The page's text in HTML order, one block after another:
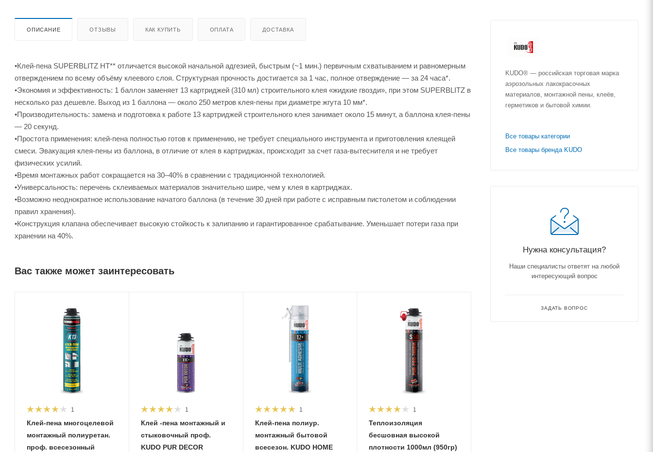
ОПИСАНИЕ ОТЗЫВЫ КАК КУПИТЬ ОПЛАТА ДОСТАВКА
•Клей-пена SUPERBLITZ HT** отличается высокой начальной адгезией, быстрым (~1 мин.) первичным схватыванием и равномерным
отверждением по всему объёму клеевого слоя. Структурная прочность достигается за 1 час, полное отверждение — за 24 часа*.
•Экономия и эффективность: 1 баллон заменяет 13 картриджей (310 мл) строительного клея «жидкие гвозди», при этом SUPERBLITZ в
несколько раз дешевле. Выход из 1 баллона — около 250 метров клея-пены при диаметре жгута 10 мм*.
•Производительность: замена и подготовка к работе 13 картриджей строительного клея занимает около 15 минут, а баллона клея-пены
— 20 секунд.
•Простота применения: клей-пена полностью готов к применению, не требует специального инструмента и приготовления клеящей
смеси. Эвакуация клея-пены из баллона, в отличие от клея в картриджах, происходит за счет газа-вытеснителя и не требует
физических усилий.
•Время монтажных работ сокращается на 30–40% в сравнении с традиционной технологией.
•Универсальность: перечень склеиваемых материалов значительно шире, чем у клея в картриджах.
•Возможно неоднократное использование начатого баллона (в течение 30 дней при работе с исправным пистолетом и соблюдении
правил хранения).
•Конструкция клапана обеспечивает высокую стойкость к залипанию и гарантированное срабатывание. Уменьшает потери газа при
хранении на 40%.
Вас также может заинтересовать
1
Клей-пена многоцелевой
монтажный полиуретан.
проф. всесезонный
1
Клей -пена монтажный и
стыковочный проф.
KUDO PUR DECOR
1
Клей-пена полиур.
монтажный бытовой
всесезон. KUDO HOME
1
Теплоизоляция
бесшовная высокой
плотности 1000мл (950гр)
KUDO® — российская торговая марка
аэрозольных лакокрасочных
материалов, монтажной пены, клеёв,
герметиков и бытовой химии.
Все товары категории
Все товары бренда KUDO
Нужна консультация?
Наши специалисты ответят на любой
интересующий вопрос
ЗАДАТЬ ВОПРОС